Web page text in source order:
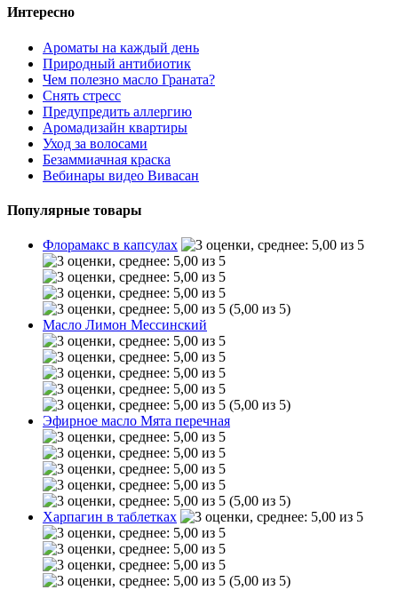
Интересно
Ароматы на каждый день
Природный антибиотик
Чем полезно масло Граната?
Снять стресс
Предупредить аллергию
Аромадизайн квартиры
Уход за волосами
Безаммиачная краска
Вебинары видео Вивасан
Популярные товары
Флорамакс в капсулах
(5,00 из 5)
Масло Лимон Мессинский
(5,00 из 5)
Эфирное масло Мята перечная
(5,00 из 5)
Харпагин в таблетках
(5,00 из 5)